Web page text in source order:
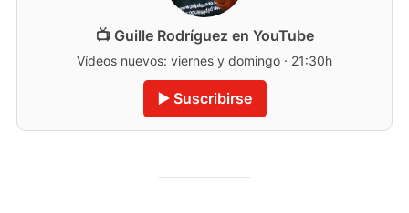
📺 Guille Rodríguez en YouTube
Vídeos nuevos: viernes y domingo · 21:30h
▶️ Suscribirse